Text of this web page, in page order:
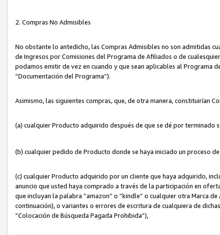
2. Compras No Admisibles
No obstante lo antedicho, las Compras Admisibles no son admitidas
de Ingresos por Comisiones del Programa de Afiliados o de
podamos emitir de vez en cuando y que sean aplicables al Programa
“Documentación del Programa”).
Asimismo, las siguientes compras, que, de otra manera, constituirían
(a) cualquier Producto adquirido después de que se dé por terminado
(b) cualquier pedido de Producto donde se haya iniciado un proceso
(c) cualquier Producto adquirido por un cliente que haya adquirido,
anuncio que usted haya comprado a través de la participación en
que incluyan la palabra “amazon” o “kindle” o cualquier otra Marca
continuación), o variantes o errores de escritura de cualquiera de
“Colocación de Búsqueda Pagada Prohibida”),